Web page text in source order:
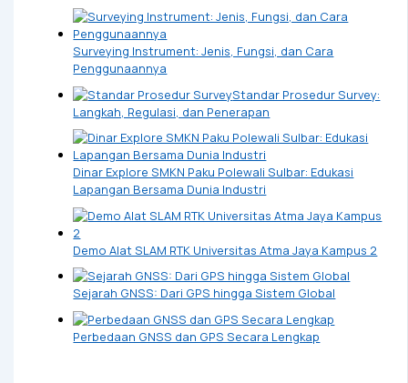
Surveying Instrument: Jenis, Fungsi, dan Cara
Penggunaannya
Standar Prosedur Survey:
Langkah, Regulasi, dan Penerapan
Dinar Explore SMKN Paku Polewali Sulbar: Edukasi
Lapangan Bersama Dunia Industri
Demo Alat SLAM RTK Universitas Atma Jaya Kampus 2
Sejarah GNSS: Dari GPS hingga Sistem Global
Perbedaan GNSS dan GPS Secara Lengkap